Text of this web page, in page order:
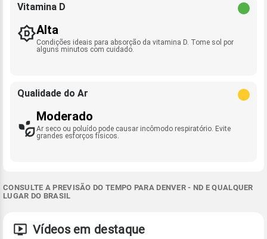
Vitamina D
Alta
Condições ideais para absorção da vitamina D. Tome sol por
alguns minutos com cuidado.
Qualidade do Ar
Moderado
Ar seco ou poluído pode causar incômodo respiratório. Evite
grandes esforços físicos.
CONSULTE A PREVISÃO DO TEMPO PARA DENVER - ND E QUALQUER
LUGAR DO BRASIL
Vídeos em destaque